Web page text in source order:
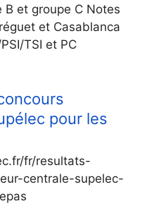
B et groupe C Notes
et Casablanca
TSI et PC
pour les
fr/resultats-
centrale-supelec-